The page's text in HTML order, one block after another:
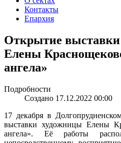
Контакты
Епархия
Открытие
Елены
ангела»
Подробности
Создано 17.12.2022 00:00
17 декабря в
выставки художницы Елены
ангела». Её работы